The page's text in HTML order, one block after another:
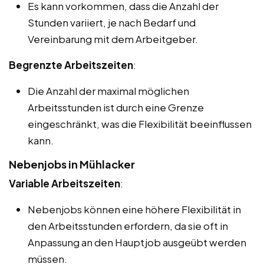
Es kann vorkommen, dass die Anzahl der
Stunden variiert, je nach Bedarf und
Vereinbarung mit dem Arbeitgeber.
Begrenzte Arbeitszeiten:
Die Anzahl der maximal möglichen
Arbeitsstunden ist durch eine Grenze
eingeschränkt, was die Flexibilität beeinflussen
kann.
Nebenjobs in Mühlacker
Variable Arbeitszeiten:
Nebenjobs können eine höhere Flexibilität in
den Arbeitsstunden erfordern, da sie oft in
Anpassung an den Hauptjob ausgeübt werden
müssen.